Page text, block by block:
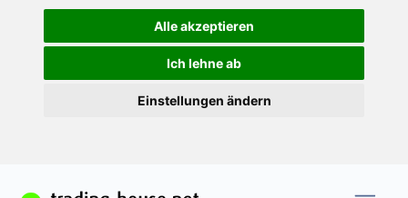
Alle akzeptieren
Ich lehne ab
Einstellungen ändern